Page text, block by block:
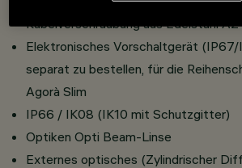
Kabelverschraubung aus Edelstahl A2
Elektronisches Vorschaltgerät
separat zu bestellen, für die
Agorà Slim
IP66 / IK08 (IK10 mit Schutzgitter)
Optiken Opti Beam-Linse
Externes optisches (Zylindrischer